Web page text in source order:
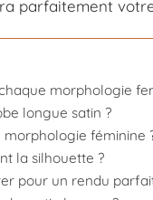
parfaitement
morphologie
longue satin ?
féminine
la silhouette ?
pour un rendu